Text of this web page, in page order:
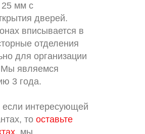
25 мм с
дверей.
вписывается в
отделения
для организации
Мы являемся
3 года.
если интересующей
то оставьте
, мы